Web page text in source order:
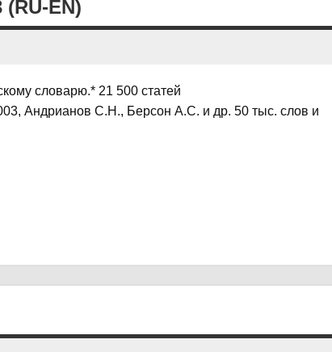
EN)
словарю.* 21 500 статей
Андрианов С.Н., Берсон А.С. и др. 50 тыс. слов и